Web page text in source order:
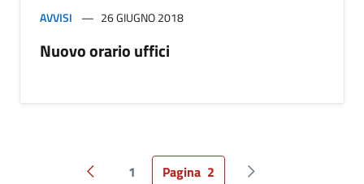
AVVISI 26 GIUGNO 2018
Nuovo orario uffici
1 Pagina 2